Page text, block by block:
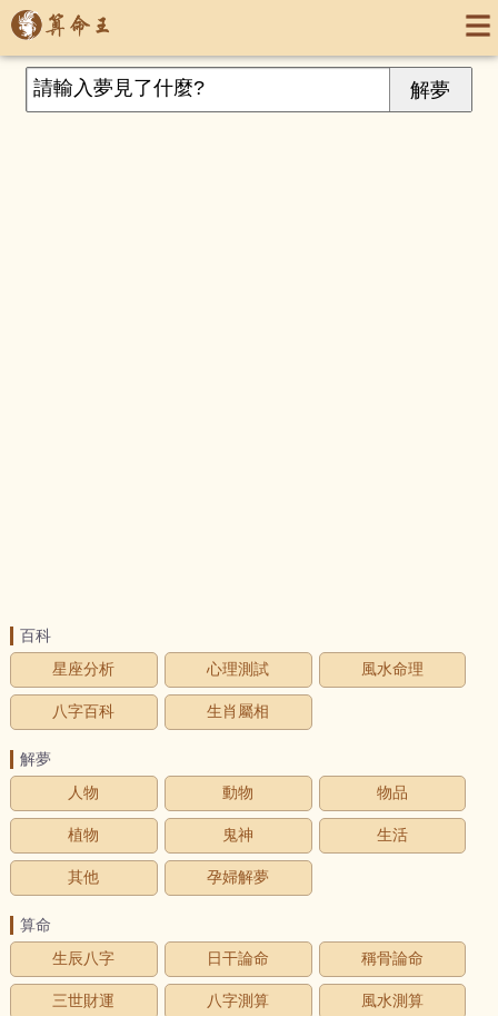
百科
星座分析
心理測試 風水命理
八字百科 生肖屬相
解夢
人物
動物 物品
植物 鬼神 生活
其他 孕婦解夢
算命
生辰八字
日干論命 稱骨論命
三世財運 八字測算 風水測算